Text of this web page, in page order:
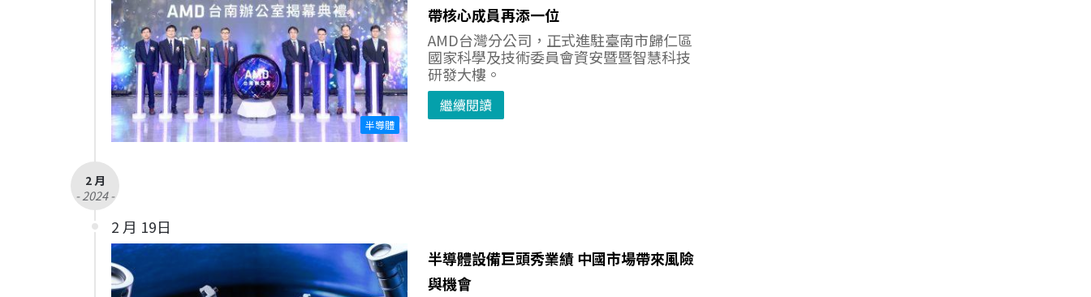
半導體
帶核心成員再添一位
AMD台灣分公司，正式進駐臺南市歸仁區
國家科學及技術委員會資安暨暨智慧科技
研發大樓。
繼續閱讀
2 月
- 2024 -
2 月 19日
半導體設備巨頭秀業績 中國市場帶來風險
與機會